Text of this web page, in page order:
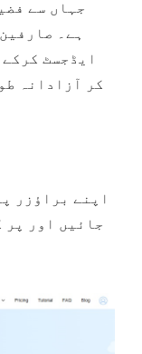
ہے۔
ایڈجسٹ
کر آزادانہ
اپنے براؤزر
جائیں اور پر